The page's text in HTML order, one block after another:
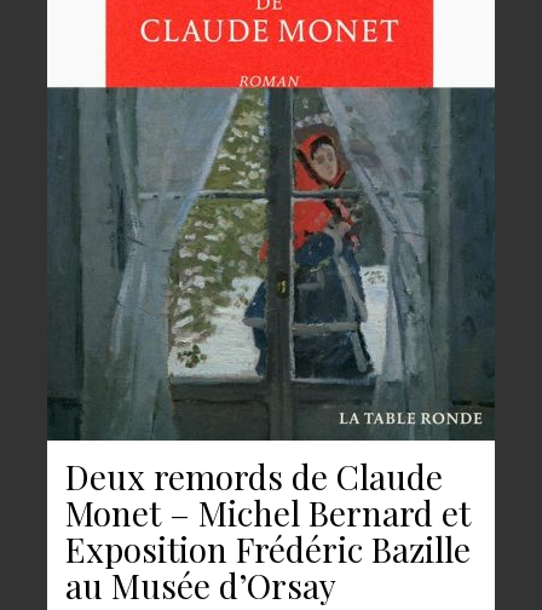
Deux remords de Claude
Monet – Michel Bernard et
Exposition Frédéric Bazille
au Musée d’Orsay